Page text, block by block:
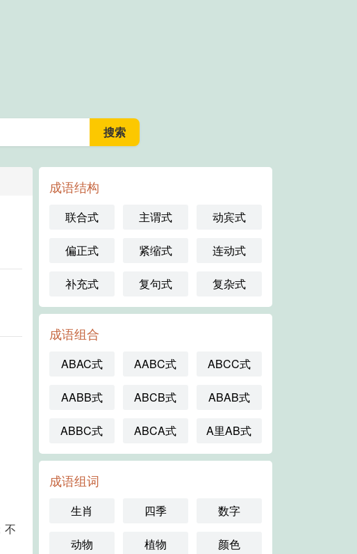
不
成语结构
联合式 主谓式 动宾式
偏正式 紧缩式 连动式
补充式 复句式 复杂式
成语组合
ABAC式 AABC式 ABCC式
AABB式 ABCB式 ABAB式
ABBC式 ABCA式 A里AB式
成语组词
生肖 四季 数字
动物 植物 颜色